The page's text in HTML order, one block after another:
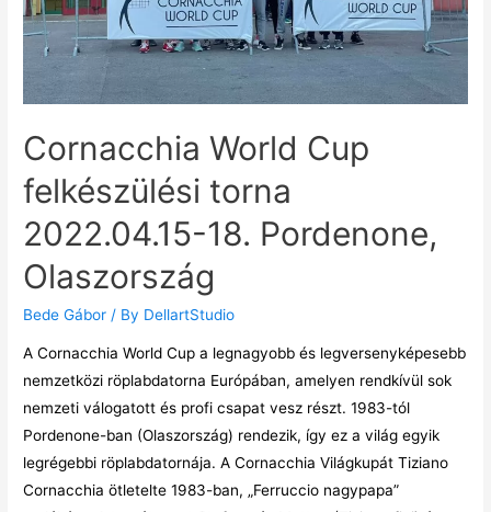
Cornacchia World Cup
felkészülési torna
2022.04.15-18. Pordenone,
Olaszország
Bede Gábor / By DellartStudio
A Cornacchia World Cup a legnagyobb és legversenyképesebb
nemzetközi röplabdatorna Európában, amelyen rendkívül sok
nemzeti válogatott és profi csapat vesz részt. 1983-tól
Pordenone-ban (Olaszország) rendezik, így ez a világ egyik
legrégebbi röplabdatornája. A Cornacchia Világkupát Tiziano
Cornacchia ötletelte 1983-ban, „Ferruccio nagypapa”